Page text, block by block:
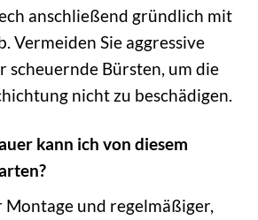
anschließend gründlich mit
Vermeiden Sie aggressive
scheuernde Bürsten, um die
nicht zu beschädigen.
kann ich von diesem
Montage und regelmäßiger,